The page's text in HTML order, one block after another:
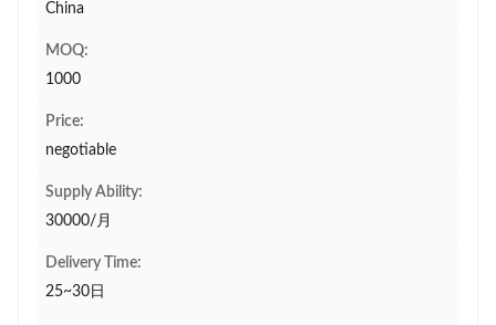
China
MOQ:
1000
Price:
negotiable
Supply Ability:
30000/月
Delivery Time:
25~30日